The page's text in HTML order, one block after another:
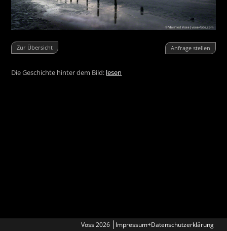
Zur Übersicht Anfrage stellen
Die Geschichte hinter dem Bild: lesen
Voss 2026 Impressum+Datenschutzerklärung